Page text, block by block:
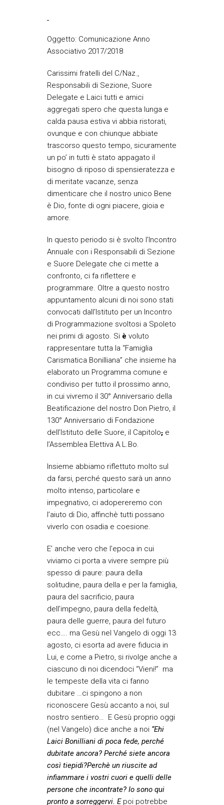
Oggetto: Comunicazione Anno
Associativo 2017/2018
Carissimi fratelli del C/Naz.,
Responsabili di Sezione, Suore
Delegate e Laici tutti e amici
aggregati spero che questa lunga e
calda pausa estiva vi abbia ristorati,
ovunque e con chiunque abbiate
trascorso questo tempo, sicuramente
un po’ in tutti è stato appagato il
bisogno di riposo di spensieratezza e
di meritate vacanze, senza
dimenticare che il nostro unico Bene
è Dio, fonte di ogni piacere, gioia e
amore.
In questo periodo si è svolto l’Incontro
Annuale con i Responsabili di Sezione
e Suore Delegate che ci mette a
confronto, ci fa riflettere e
programmare. Oltre a questo nostro
appuntamento alcuni di noi sono stati
convocati dall’Istituto per un Incontro
di Programmazione svoltosi a Spoleto
nei primi di agosto. Si è voluto
rappresentare tutta la “Famiglia
Carismatica Bonilliana” che insieme ha
elaborato un Programma comune e
condiviso per tutto il prossimo anno,
in cui vivremo il 30° Anniversario della
Beatificazione del nostro Don Pietro, il
130° Anniversario di Fondazione
dell’Istituto delle Suore, il Capitolo, e
l’Assemblea Elettiva A.L.Bo.
Insieme abbiamo riflettuto molto sul
da farsi, perché questo sarà un anno
molto intenso, particolare e
impegnativo, ci adopereremo con
l’aiuto di Dio, affinchè tutti possano
viverlo con osadia e coesione.
E’ anche vero che l’epoca in cui
viviamo ci porta a vivere sempre più
spesso di paure: paura della
solitudine, paura della e per la famiglia,
paura del sacrificio, paura
dell’impegno, paura della fedeltà,
paura delle guerre, paura del futuro
ecc…. ma Gesù nel Vangelo di oggi 13
agosto, ci esorta ad avere fiducia in
Lui, e come a Pietro, si rivolge anche a
ciascuno di noi dicendoci “Vieni!” ma
le tempeste della vita ci fanno
dubitare …ci spingono a non
riconoscere Gesù accanto a noi, sul
nostro sentiero… E Gesù proprio oggi
(nel Vangelo) dice anche a noi “Ehi
Laici Bonilliani di poca fede, perché
dubitate ancora? Perché siete ancora
così tiepidi?Perchè un riuscite ad
infiammare i vostri cuori e quelli delle
persone che incontrate? Io sono qui
pronto a sorreggervi. Epoi potrebbe